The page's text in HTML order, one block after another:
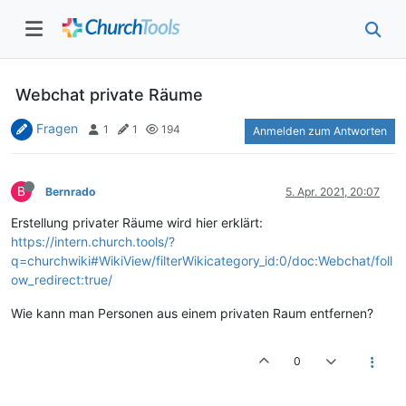
Webchat private Räume
Fragen 1 1 194 Anmelden zum Antworten
B Bernrado 5. Apr. 2021, 20:07
Erstellung privater Räume wird hier erklärt:
https://intern.church.tools/?
q=churchwiki#WikiView/filterWikicategory_id:0/doc:Webchat/foll
ow_redirect:true/
Wie kann man Personen aus einem privaten Raum entfernen?
0